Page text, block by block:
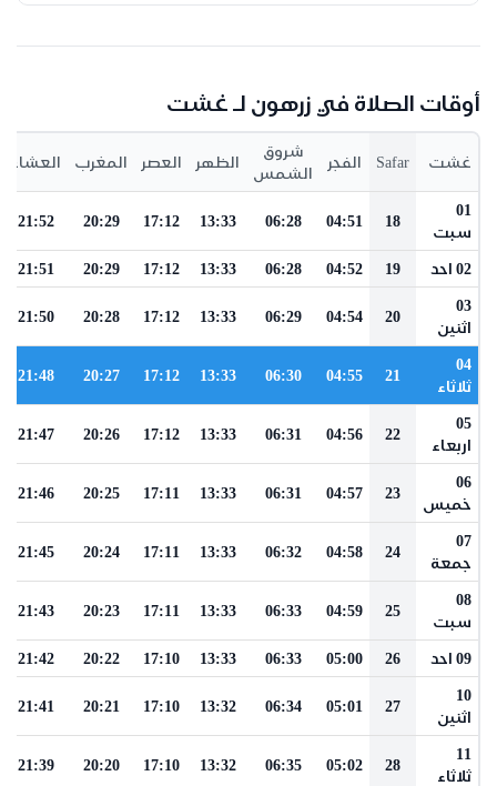
أوقات الصلاة في زرهون لـ غشت
غشت Safar الفجر
شروق
الشمس
الظهر العصر المغرب العشاء
01
سبت
18
04:51
06:28
13:33
17:12
20:29
21:52
02 احد 19
04:52
06:28
13:33
17:12
20:29
21:51
03
اثنين
20
04:54
06:29
13:33
17:12
20:28
21:50
04
ثلاثاء
21
04:55
06:30
13:33
17:12
20:27
21:48
05
اربعاء
22
04:56
06:31
13:33
17:12
20:26
21:47
06
خميس
23
04:57
06:31
13:33
17:11
20:25
21:46
07
جمعة
24
04:58
06:32
13:33
17:11
20:24
21:45
08
سبت
25
04:59
06:33
13:33
17:11
20:23
21:43
09 احد 26
05:00
06:33
13:33
17:10
20:22
21:42
10
اثنين
27
05:01
06:34
13:32
17:10
20:21
21:41
11
ثلاثاء
28
05:02
06:35
13:32
17:10
20:20
21:39